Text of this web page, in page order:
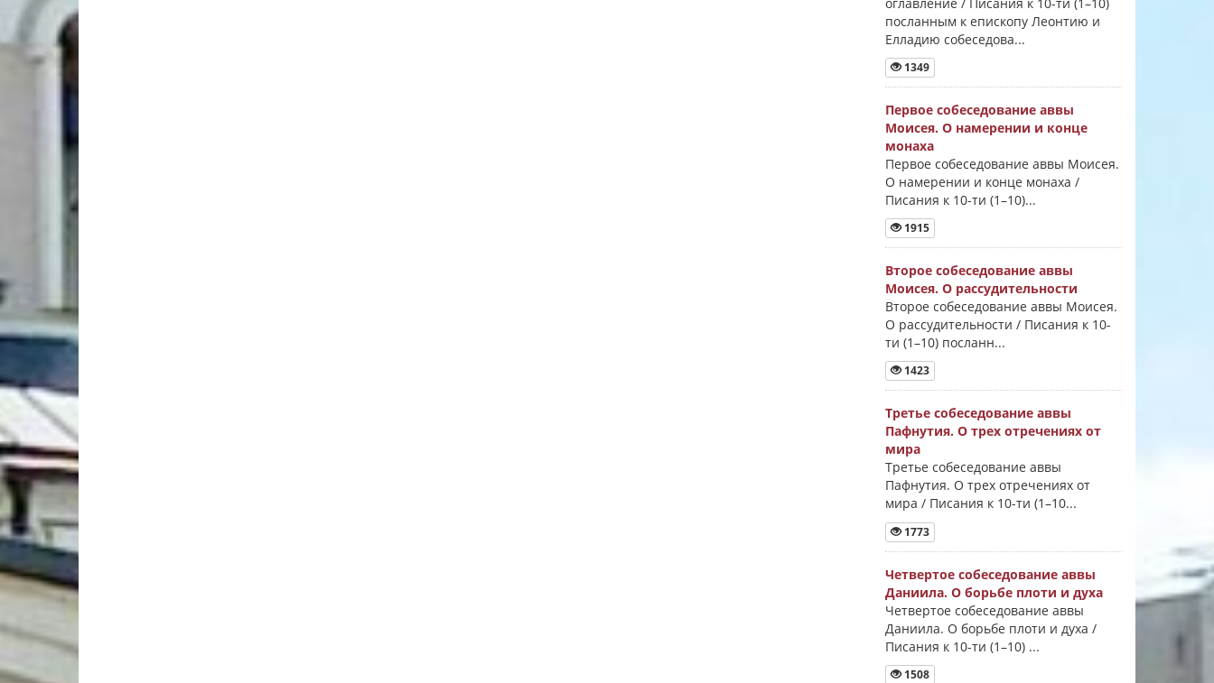
посланным к епископу Леонтию и
Елладию собеседова...
1349
Первое собеседование аввы
Моисея. О намерении и конце
монаха
Первое собеседование аввы Моисея.
О намерении и конце монаха /
Писания к 10-ти (1–10)...
1915
Второе собеседование аввы
Моисея. О рассудительности
Второе собеседование аввы Моисея.
О рассудительности / Писания к 10-
ти (1–10) посланн...
1423
Третье собеседование аввы
Пафнутия. О трех отречениях от
мира
Третье собеседование аввы
Пафнутия. О трех отречениях от
мира / Писания к 10-ти (1–10...
1773
Четвертое собеседование аввы
Даниила. О борьбе плоти и духа
Четвертое собеседование аввы
Даниила. О борьбе плоти и духа /
Писания к 10-ти (1–10) ...
1508